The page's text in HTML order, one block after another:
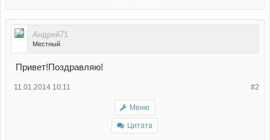
Андрей71
Местный
Привет!Поздравляю!
#2
11.01.2014 10:11
Меню
Цитата